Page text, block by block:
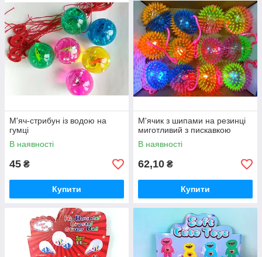
М'яч-стрибун із водою на
гумці
В наявності
45 ₴
Купити
М'ячик з шипами на резинці
миготливий з пискавкою
В наявності
62,10 ₴
Купити